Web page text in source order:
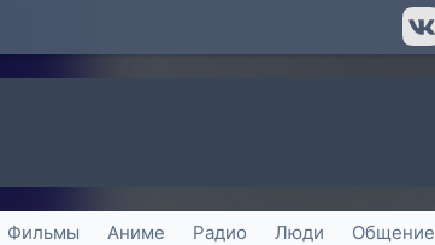
Фильмы Аниме Радио Люди Общение